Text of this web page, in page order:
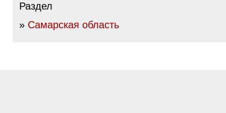
Раздел
» Самарская область